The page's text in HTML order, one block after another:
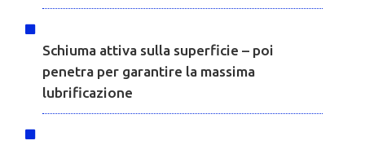
Schiuma attiva sulla superficie – poi
penetra per garantire la massima
lubrificazione